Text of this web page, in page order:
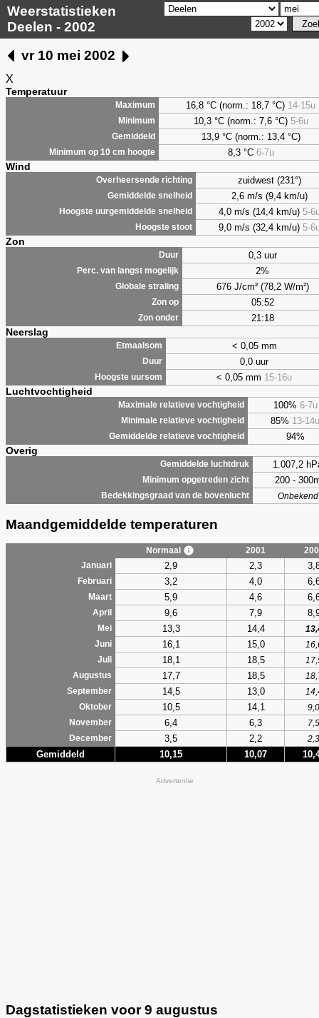
Weerstatistieken
Deelen - 2002
vr 10 mei 2002
X
Temperatuur
Maximum 16,8 °C (norm.: 18,7 °C) 14-15u
Minimum 10,3 °C (norm.: 7,6 °C) 5-6u
Gemiddeld 13,9 °C (norm.: 13,4 °C)
Minimum op 10 cm hoogte 8,3°C 6-7u
Wind
Overheersende richting zuidwest (231°)
Gemiddelde snelheid 2,6 m/s (9,4 km/u)
Hoogste uurgemiddelde snelheid 4,0 m/s (14,4 km/u) 5-
Hoogste stoot 9,0 m/s (32,4 km/u) 5-
Zon
Duur 0,3 uur
Perc. van langst mogelijk 2%
Globale straling 676 J/cm² (78,2 W/m²)
Zon op 05:52
Zon onder 21:18
Neerslag
Etmaalsom < 0,05 mm
Duur 0,0 uur
Hoogste uursom < 0,05 mm 15-16u
Luchtvochtigheid
Maximale relatieve vochtigheid 100% 6-7u
Minimale relatieve vochtigheid 85% 13-14u
Gemiddelde relatieve vochtigheid 94%
Overig
Gemiddelde luchtdruk 1.007,2
Minimum opgetreden zicht 200 -
Bedekkingsgraad van de bovenlucht Onbekend
Maandgemiddelde temperaturen
Normaal 2001
Januari
2,9 2,3
Februari 3,2 4,0
Maart 5,9 4,6
April 9,6 7,9
Mei 13,3 14,4
Juni
16,1 15,0
Juli
18,1 18,5
Augustus
17,7 18,5
September
14,5 13,0
Oktober
10,5 14,1
9,0
November
6,4 6,3
7,5
December
3,5 2,2 2,3
Gemiddeld 10,15 10,07
Advertentie
Dagstatistieken voor 9 augustus